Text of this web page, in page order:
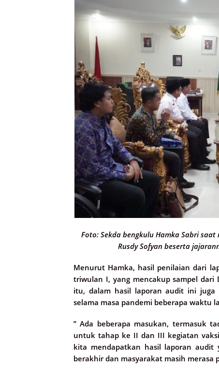
Foto: Sekda bengkulu Hamka Sabri
Rusdy Sofyan beserta
Menurut Hamka, hasil penilaian dari
triwulan I, yang mencakup sampel dari
itu, dalam hasil laporan audit ini juga
selama masa pandemi beberapa waktu
” Ada beberapa masukan, termasuk
untuk tahap ke II dan III kegiatan
kita mendapatkan hasil laporan audit
berakhir dan masyarakat masih merasa